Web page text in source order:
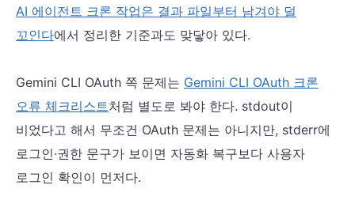
AI 에이전트 크론 작업은 결과 파일부터 남겨야 덜
꼬인다에서 정리한 기준과도 맞닿아 있다.
Gemini CLI OAuth 쪽 문제는 Gemini CLI OAuth 크론
오류 체크리스트처럼 별도로 봐야 한다. stdout이
비었다고 해서 무조건 OAuth 문제는 아니지만, stderr에
로그인·권한 문구가 보이면 자동화 복구보다 사용자
로그인 확인이 먼저다.